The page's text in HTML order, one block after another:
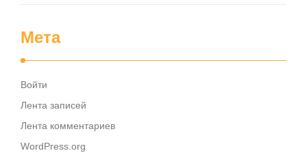
Мета
Войти
Лента записей
Лента комментариев
WordPress.org